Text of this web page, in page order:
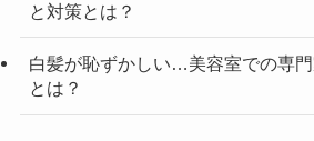
と対策とは？
白髪が恥ずかしい…美容室での専
とは？